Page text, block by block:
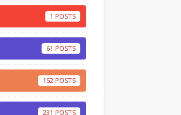
1
61
152
231